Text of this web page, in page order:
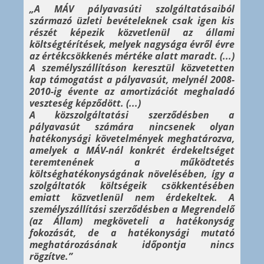
„A MÁV pályavasúti szolgáltatásaiból
származó üzleti bevételeknek csak igen kis
részét képezik közvetlenül az állami
költségtérítések, melyek nagysága évről évre
az értékcsökkenés mértéke alatt maradt. (...)
A személyszállításon keresztül közvetetten
kap támogatást a pályavasút, melynél 2008-
2010-ig évente az amortizációt meghaladó
veszteség képződött. (...)
A közszolgáltatási szerződésben a
pályavasút számára nincsenek olyan
hatékonysági követelmények meghatározva,
amelyek a MÁV-nál konkrét érdekeltséget
teremtenének a működtetés
költséghatékonyságának növelésében, így a
szolgáltatók költségeik csökkentésében
emiatt közvetlenül nem érdekeltek. A
személyszállítási szerződésben a Megrendelő
(az Állam) megköveteli a hatékonyság
fokozását, de a hatékonysági mutató
meghatározásának időpontja nincs
rögzítve.”